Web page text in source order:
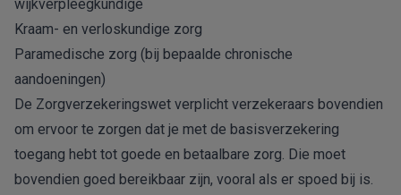
wijkverpleegkundige
Kraam- en verloskundige zorg
Paramedische zorg (bij bepaalde chronische
aandoeningen)
De Zorgverzekeringswet verplicht verzekeraars bovendien
om ervoor te zorgen dat je met de basisverzekering
toegang hebt tot goede en betaalbare zorg. Die moet
bovendien goed bereikbaar zijn, vooral als er spoed bij is.